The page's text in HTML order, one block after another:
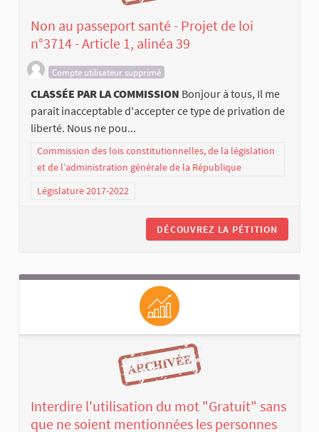
Non au passeport santé - Projet de loi
n°3714 - Article 1, alinéa 39
Compte utilisateur supprimé
CLASSÉE PAR LA COMMISSION Bonjour à tous, Il me
parait inacceptable d'accepter ce type de privation de
liberté. Nous ne pou...
Commission des lois constitutionnelles, de la législation
et de l’administration générale de la République
Législature 2017-2022
DÉCOUVREZ LA PÉTITION
Interdire l'utilisation du mot "Gratuit" sans
que ne soient mentionnées les personnes